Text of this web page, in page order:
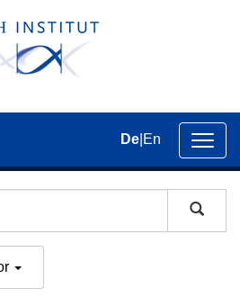
der
De En